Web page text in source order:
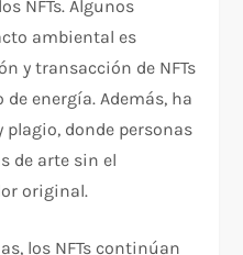
NFTs. Algunos
ambiental es
y transacción de NFTs
energía. Además, ha
plagio, donde personas
de arte sin el
original.
los NFTs continúan